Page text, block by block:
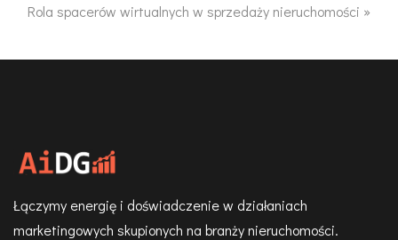
Rola spacerów wirtualnych w sprzedaży nieruchomości »
Łączymy energię i doświadczenie w działaniach
marketingowych skupionych na branży nieruchomości.